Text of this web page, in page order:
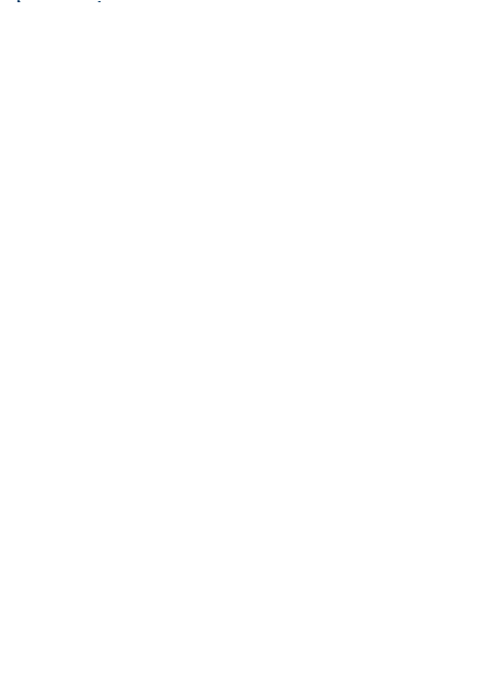
À propos de nous